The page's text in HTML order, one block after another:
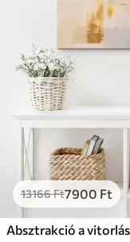
13166Ft7900 Ft